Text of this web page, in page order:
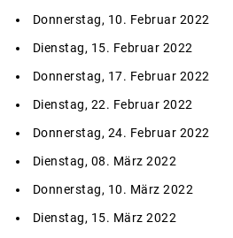
Donnerstag, 10. Februar 2022
Dienstag, 15. Februar 2022
Donnerstag, 17. Februar 2022
Dienstag, 22. Februar 2022
Donnerstag, 24. Februar 2022
Dienstag, 08. März 2022
Donnerstag, 10. März 2022
Dienstag, 15. März 2022